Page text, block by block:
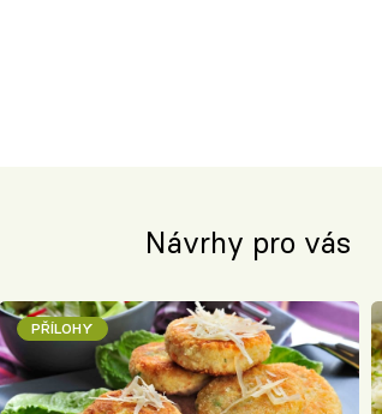
Návrhy pro vás
PŘÍLOHY